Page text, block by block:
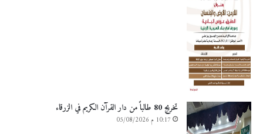
تخريج 80 طالباً من دار القرآن الكريم في الزرقاء
10:17 م 05/08/2026